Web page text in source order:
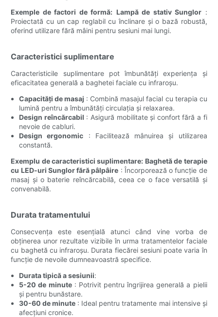
Exemple de factori de formă: Lampă de stativ Sunglor :
Proiectată cu un cap reglabil cu înclinare și o bază robustă,
oferind utilizare fără mâini pentru sesiuni mai lungi.
Caracteristici suplimentare
Caracteristicile suplimentare pot îmbunătăți experiența și
eficacitatea generală a baghetei faciale cu infraroșu.
Capacități de masaj : Combină masajul facial cu terapia cu
lumină pentru a îmbunătăți circulația și relaxarea.
Design reîncărcabil : Asigură mobilitate și confort fără a fi
nevoie de cabluri.
Design ergonomic : Facilitează mânuirea și utilizarea
constantă.
Exemplu de caracteristici suplimentare: Baghetă de terapie
cu LED-uri Sunglor fără pâlpâire : Încorporează o funcție de
masaj și o baterie reîncărcabilă, ceea ce o face versatilă și
convenabilă.
Durata tratamentului
Consecvența este esențială atunci când vine vorba de
obținerea unor rezultate vizibile în urma tratamentelor faciale
cu baghetă cu infraroșu. Durata fiecărei sesiuni poate varia în
funcție de nevoile dumneavoastră specifice.
Durata tipică a sesiunii:
5-20 de minute: Potrivit pentru îngrijirea generală a pielii
și pentru bunăstare.
30-60 de minute : Ideal pentru tratamente mai intensive și
afecțiuni cronice.